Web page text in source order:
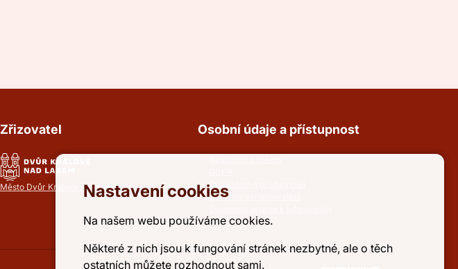
Zřizovatel
Město Dvůr Králové nad Labem
Osobní údaje a přístupnost
Prohlášení o přístupnosti
Ochrana oznamovatelů
Nastavení cookies
Na našem webu používáme cookies.
Některé z nich jsou k fungování stránek nezbytné, ale o těch
ostatních můžete rozhodnout sami.